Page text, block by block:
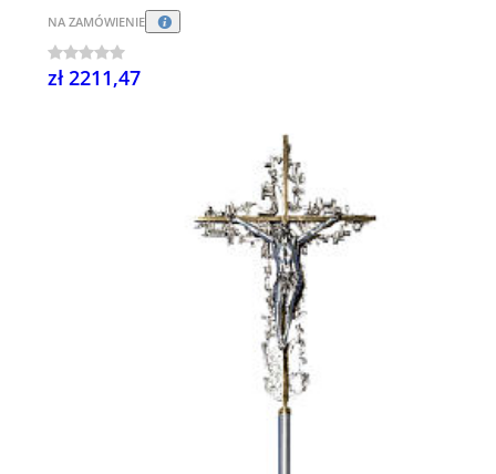
NA ZAMÓWIENIE
zł 2211,47